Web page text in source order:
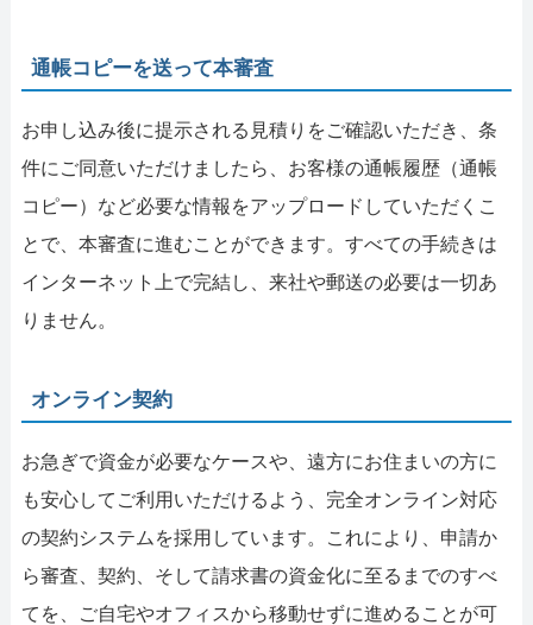
通帳コピーを送って本審査
お申し込み後に提示される見積りをご確認いただき、条
件にご同意いただけましたら、お客様の通帳履歴（通帳
コピー）など必要な情報をアップロードしていただくこ
とで、本審査に進むことができます。すべての手続きは
インターネット上で完結し、来社や郵送の必要は一切あ
りません。
オンライン契約
お急ぎで資金が必要なケースや、遠方にお住まいの方に
も安心してご利用いただけるよう、完全オンライン対応
の契約システムを採用しています。これにより、申請か
ら審査、契約、そして請求書の資金化に至るまでのすべ
てを、ご自宅やオフィスから移動せずに進めることが可